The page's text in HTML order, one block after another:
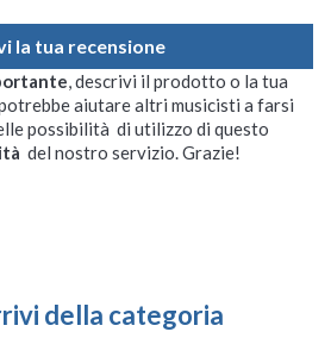
la tua recensione
, descrivi il prodotto o la tua
aiutare altri musicisti a farsi
possibilità di utilizzo di questo
del nostro servizio. Grazie!
della categoria